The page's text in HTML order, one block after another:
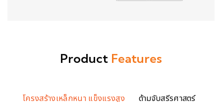
Product Features
โครงสร้างเหล็กหนา แข็งแรงสูง ด้ามจับสรีรศาสตร์